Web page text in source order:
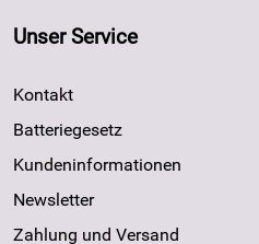
Unser Service
Kontakt
Batteriegesetz
Kundeninformationen
Newsletter
Zahlung und Versand